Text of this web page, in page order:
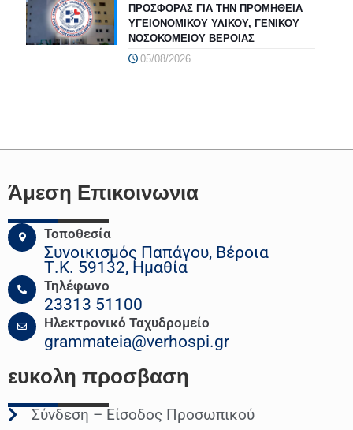
ΠΡΟΣΦΟΡΑΣ ΓΙΑ ΤΗΝ ΠΡΟΜΗΘΕΙΑ
ΥΓΕΙΟΝΟΜΙΚΟΥ ΥΛΙΚΟΥ, ΓΕΝΙΚΟΥ
ΝΟΣΟΚΟΜΕΙΟΥ ΒΕΡΟΙΑΣ
05/08/2026
Άμεση Επικοινωνια
Τοποθεσία
Συνοικισμός Παπάγου, Βέροια
Τ.Κ. 59132, Ημαθία
Τηλέφωνο
23313 51100
Ηλεκτρονικό Ταχυδρομείο
grammateia@verhospi.gr
ευκολη προσβαση
Σύνδεση – Είσοδος Προσωπικού